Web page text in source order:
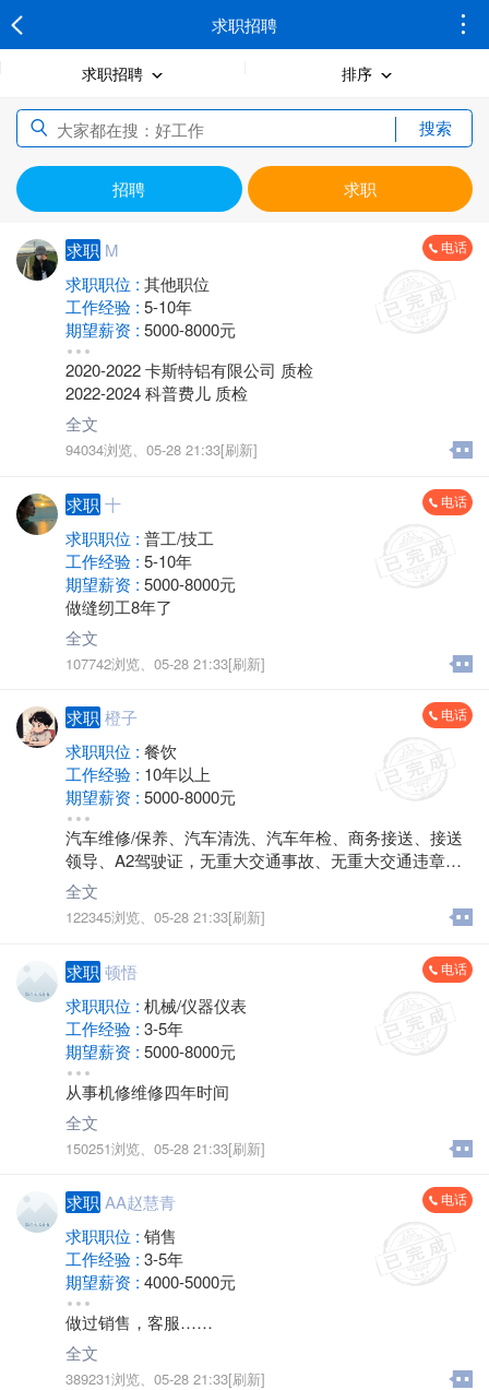
求职招聘
求职招聘 排序
搜索
招聘 求职
求职 M 电话
求职职位 : 其他职位
工作经验 : 5-10年
期望薪资 : 5000-8000元
地区 :
2020-2022 卡斯特铝有限公司 质检
2022-2024 科普费儿 质检
全文
94034浏览、 05-28 21:33[刷新]
求职 十 电话
求职职位 : 普工/技工
工作经验 : 5-10年
期望薪资 : 5000-8000元
做缝纫工8年了
全文
107742浏览、 05-28 21:33[刷新]
求职 橙子 电话
求职职位 : 餐饮
工作经验 : 10年以上
期望薪资 : 5000-8000元
地区 :
汽车维修/保养、汽车清洗、汽车年检、商务接送、接送
领导、A2驾驶证，无重大交通事故、无重大交通违章、0
客；2年中餐厅经理
诉
全文
122345浏览、 05-28 21:33[刷新]
求职 顿悟 电话
求职职位 : 机械/仪器仪表
工作经验 : 3-5年
期望薪资 : 5000-8000元
地区 :
从事机修维修四年时间
全文
150251浏览、 05-28 21:33[刷新]
求职 AA赵慧青 电话
求职职位 : 销售
工作经验 : 3-5年
期望薪资 : 4000-5000元
地区 :
做过销售，客服……
全文
389231浏览、 05-28 21:33[刷新]